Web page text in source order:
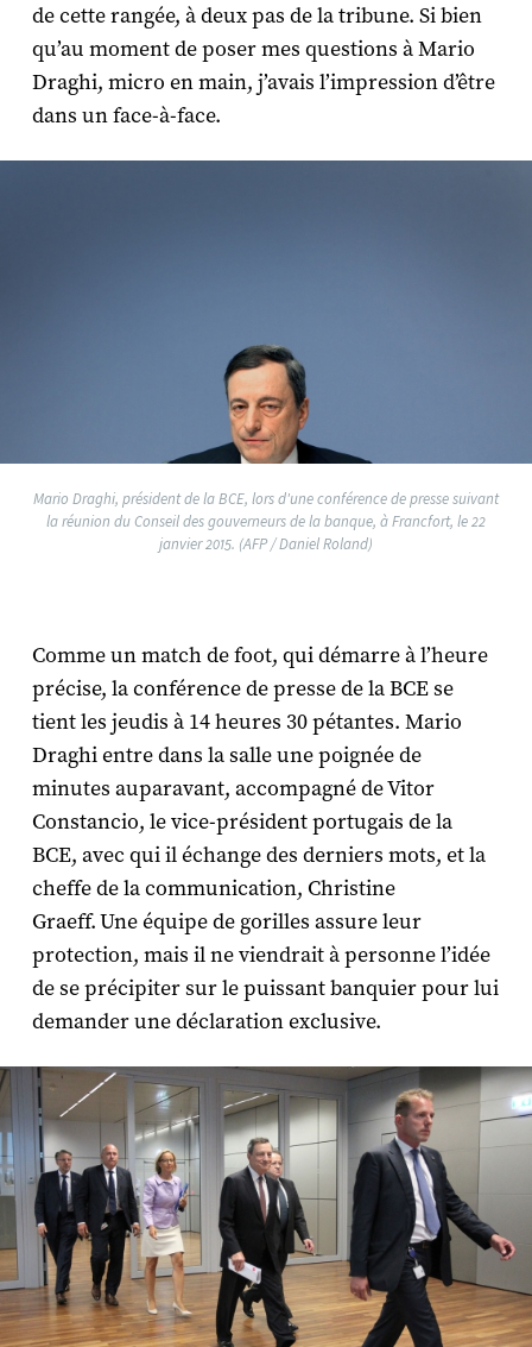
de cette rangée, à deux pas de la tribune. Si bien
qu’au moment de poser mes questions à Mario
Draghi, micro en main, j’avais l’impression d’être
dans un face-à-face.
Mario Draghi, président de la BCE, lors d'une conférence de presse suivant
la réunion du Conseil des gouverneurs de la banque, à Francfort, le 22
janvier 2015. (AFP / Daniel Roland)
Comme un match de foot, qui démarre à l’heure
précise, la conférence de presse de la BCE se
tient les jeudis à 14 heures 30 pétantes. Mario
Draghi entre dans la salle une poignée de
minutes auparavant, accompagné de Vitor
Constancio, le vice-président portugais de la
BCE, avec qui il échange des derniers mots, et la
cheffe de la communication, Christine
Graeff. Une équipe de gorilles assure leur
protection, mais il ne viendrait à personne l’idée
de se précipiter sur le puissant banquier pour lui
demander une déclaration exclusive.